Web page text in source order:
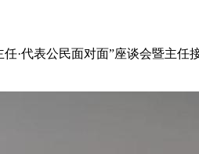
代表公民面对面”座谈会暨主任